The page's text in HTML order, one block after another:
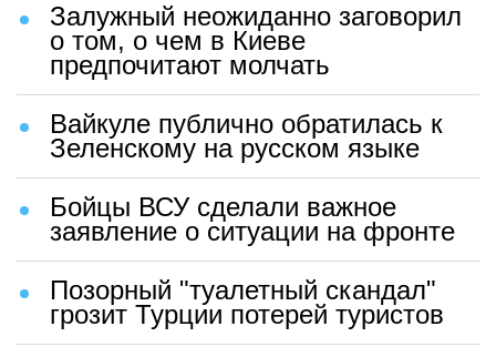
Залужный неожиданно заговорил
о том, о чем в Киеве
предпочитают молчать
Вайкуле публично обратилась к
Зеленскому на русском языке
Бойцы ВСУ сделали важное
заявление о ситуации на фронте
Позорный "туалетный скандал"
грозит Турции потерей туристов